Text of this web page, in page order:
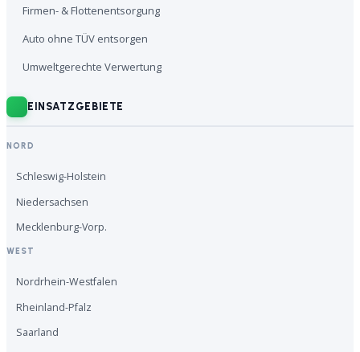
Firmen- & Flottenentsorgung
Auto ohne TÜV entsorgen
Umweltgerechte Verwertung
EINSATZGEBIETE
NORD
Schleswig-Holstein
Niedersachsen
Mecklenburg-Vorp.
WEST
Nordrhein-Westfalen
Rheinland-Pfalz
Saarland